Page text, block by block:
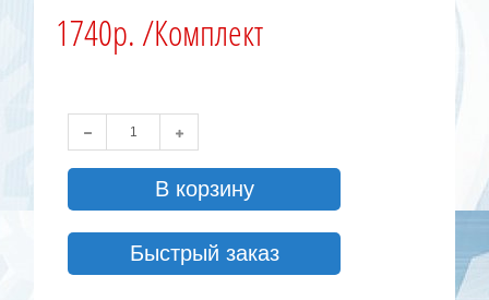
1740р. /Комплект
В корзину
Быстрый заказ